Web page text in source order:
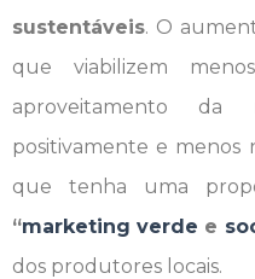
sustentáveis. O
que viabilizem
aproveitamento da
positivamente e menos
que tenha uma
“marketing verde e
dos produtores locais.